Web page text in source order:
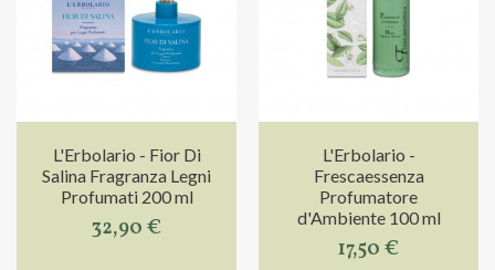
L'Erbolario - Fior Di
Salina Fragranza Legni
Profumati 200 ml
32,90 €
L'Erbolario -
Frescaessenza
Profumatore
d'Ambiente 100 ml
17,50 €